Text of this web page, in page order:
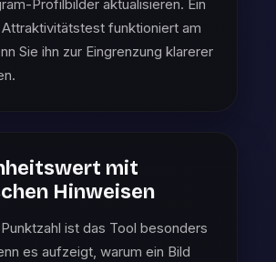
Profilbilder aktualisieren. Ein
funktioniert am
Sie ihn zur Eingrenzung klarerer
mit
Hinweisen
ist das Tool besonders
es aufzeigt, warum ein Bild